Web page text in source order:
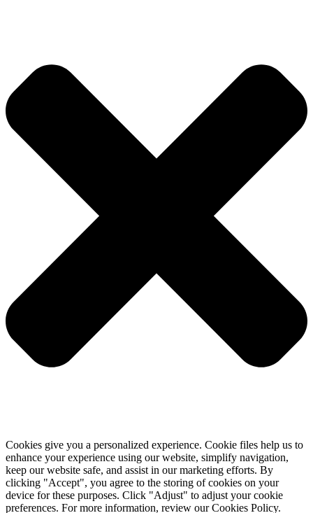
Cookies give you a personalized experience. Cookie files help us to
enhance your experience using our website, simplify navigation,
keep our website safe, and assist in our marketing efforts. By
clicking "Accept", you agree to the storing of cookies on your
device for these purposes. Click "Adjust" to adjust your cookie
preferences. For more information, review our Cookies Policy.